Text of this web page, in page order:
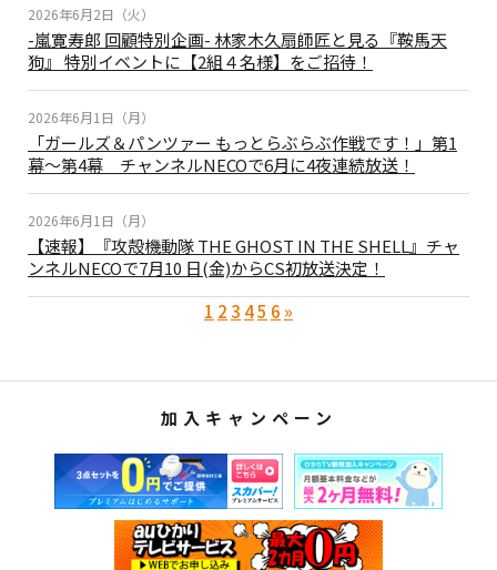
2026年6月2日（火）
-嵐寛寿郎 回顧特別企画- 林家木久扇師匠と見る『鞍馬天
狗』 特別イベントに【2組４名様】をご招待！
2026年6月1日（月）
「ガールズ＆パンツァー もっとらぶらぶ作戦です！」第1
幕～第4幕 チャンネルNECOで6月に4夜連続放送！
2026年6月1日（月）
【速報】『攻殻機動隊 THE GHOST IN THE SHELL』チャ
ンネルNECOで7月10 日(金)からCS初放送決定！
1 2 3 45 6 »
加入キャンペーン